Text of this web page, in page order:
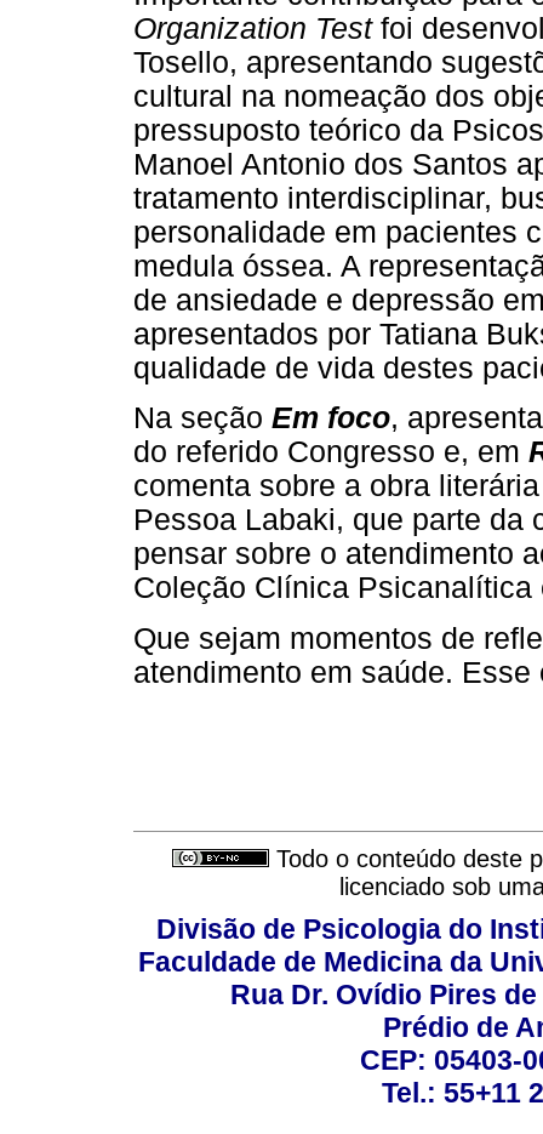
Organization Testfoi
Tosello, apresentando
cultural na nomeação dos
pressuposto teórico da
Manoel Antonio dos Santos
tratamento interdisciplinar,
personalidade em pacientes
medula óssea. A
de ansiedade e depressão
apresentados por Tatiana
qualidade de vida destes
Na seção Em foco,
do referido Congresso e, em
comenta sobre a obra
Pessoa Labaki, que parte da
pensar sobre o atendimento
Coleção Clínica
Que sejam momentos de
atendimento em saúde.
Todo o conteúdo deste
licenciado sob
Divisão de Psicologia do
Faculdade de Medicina da
Rua Dr. Ovídio Pires
Prédio de
CEP: 05403-
Tel.: 55+11